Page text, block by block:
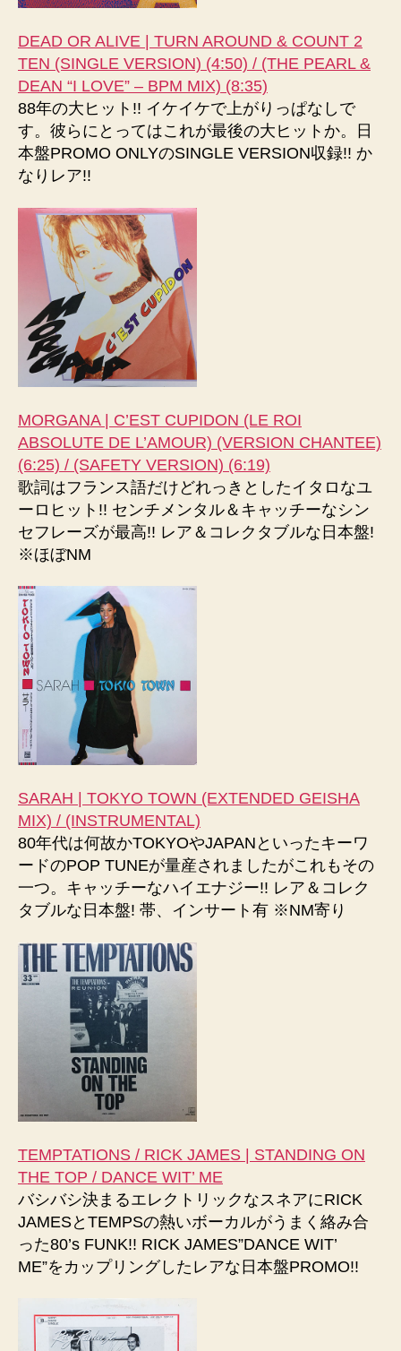
DEAD OR ALIVE | TURN AROUND & COUNT 2
TEN (SINGLE VERSION) (4:50) / (THE PEARL &
DEAN “I LOVE” – BPM MIX) (8:35)
88年の大ヒット!! イケイケで上がりっぱなしで
す。彼らにとってはこれが最後の大ヒットか。日
本盤PROMO ONLYのSINGLE VERSION収録!! か
なりレア!!
MORGANA | C’EST CUPIDON (LE ROI
ABSOLUTE DE L’AMOUR) (VERSION CHANTEE)
(6:25) / (SAFETY VERSION) (6:19)
歌詞はフランス語だけどれっきとしたイタロなユ
ーロヒット!! センチメンタル＆キャッチーなシン
セフレーズが最高!! レア＆コレクタブルな日本盤!
※ほぼNM
SARAH | TOKYO TOWN (EXTENDED GEISHA
MIX) / (INSTRUMENTAL)
80年代は何故かTOKYOやJAPANといったキーワ
ードのPOP TUNEが量産されましたがこれもその
一つ。キャッチーなハイエナジー!! レア＆コレク
タブルな日本盤! 帯、インサート有 ※NM寄り
TEMPTATIONS / RICK JAMES | STANDING ON
THE TOP / DANCE WIT’ ME
バシバシ決まるエレクトリックなスネアにRICK
JAMESとTEMPSの熱いボーカルがうまく絡み合
った80’s FUNK!! RICK JAMES”DANCE WIT’
ME”をカップリングしたレアな日本盤PROMO!!